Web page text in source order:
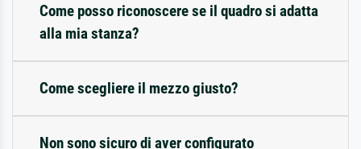
Come posso riconoscere se il quadro si adatta
alla mia stanza?
Come scegliere il mezzo giusto?
Non sono sicuro di aver configurato